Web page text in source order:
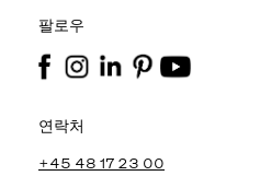
팔로우
연락처
+45 48 17 23 00